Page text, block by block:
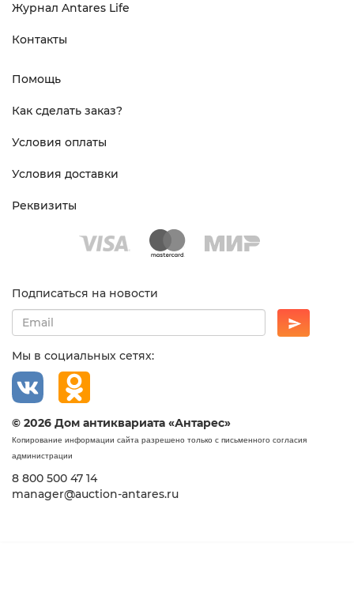
Журнал Antares Life
Контакты
Помощь
Как сделать заказ?
Условия оплаты
Условия доставки
Реквизиты
Подписаться на новости
Мы в социальных сетях:
© 2026 Дом антиквариата «Антарес»
Копирование информации сайта разрешено только с письменного согласия
администрации
8 800 500 47 14
manager@auction-antares.ru